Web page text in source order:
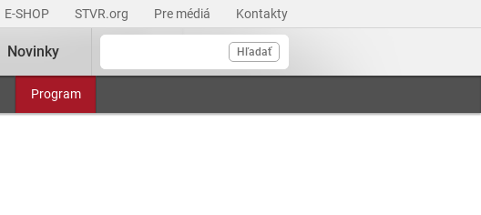
E-SHOP STVR.org Pre médiá Kontakty
Hľadať
Program
Novinky